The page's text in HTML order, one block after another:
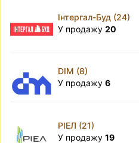
Інтергал-Буд (24)
У продажу 20
DIM (8)
У продажу 6
РІЕЛ (21)
У продажу 19